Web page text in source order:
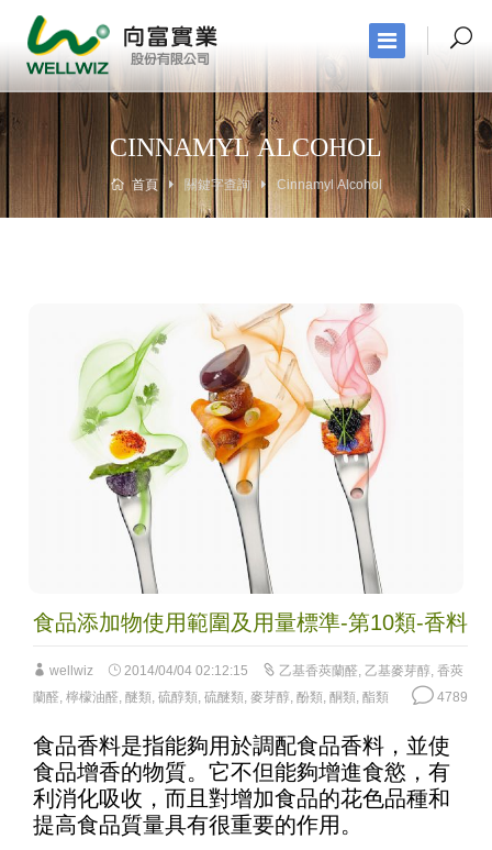
CINNAMYL ALCOHOL
首頁 關鍵字查詢 Cinnamyl Alcohol
食品添加物使用範圍及用量標準-第10類-香料
wellwiz 2014/04/04 02:12:15 乙基香莢蘭醛, 乙基麥芽醇, 香莢
蘭醛, 檸檬油醛, 醚類, 硫醇類, 硫醚類, 麥芽醇, 酚類, 酮類, 酯類 4789
食品香料是指能夠用於調配食品香料，並使
食品增香的物質。它不但能夠增進食慾，有
利消化吸收，而且對增加食品的花色品種和
提高食品質量具有很重要的作用。